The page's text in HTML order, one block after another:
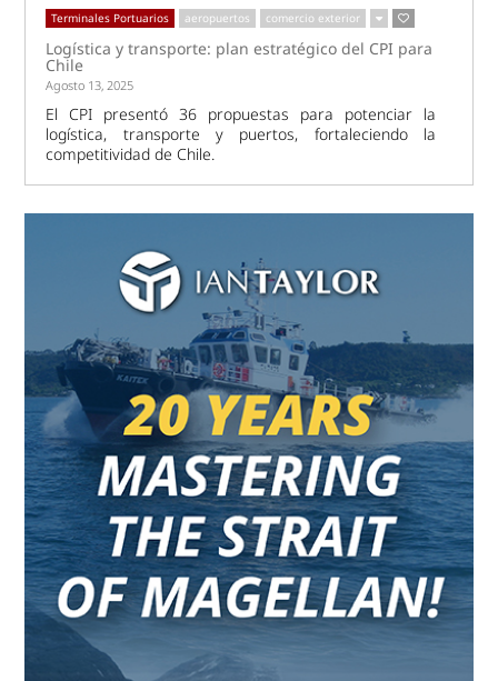
Terminales Portuarios aeropuertos comercio exterior
Logística y transporte: plan estratégico del CPI para
Chile
Agosto 13, 2025
El CPI presentó 36 propuestas para potenciar la
logística, transporte y puertos, fortaleciendo la
competitividad de Chile.